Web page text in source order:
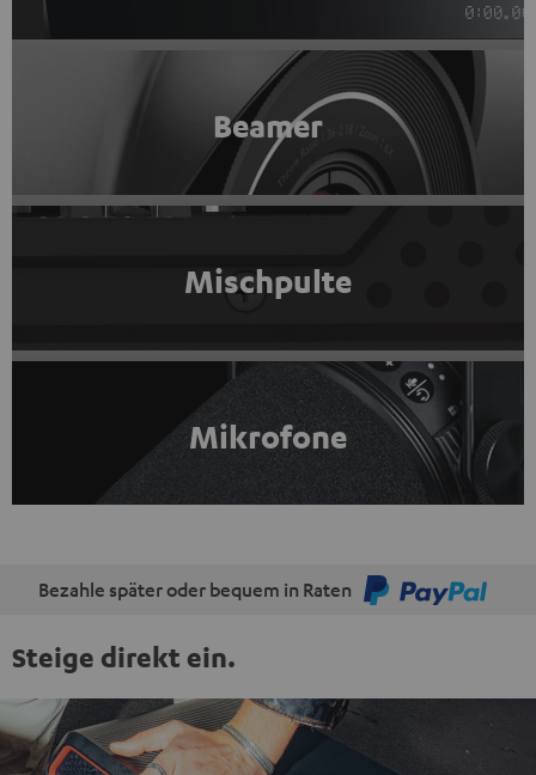
Beamer
Mischpulte
Mikrofone
Bezahle später oder bequem in Raten
Steige direkt ein.